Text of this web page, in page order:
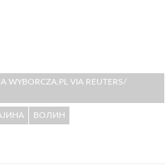
WYBORCZA.PL VIA REUTERS/
ВОЛИН